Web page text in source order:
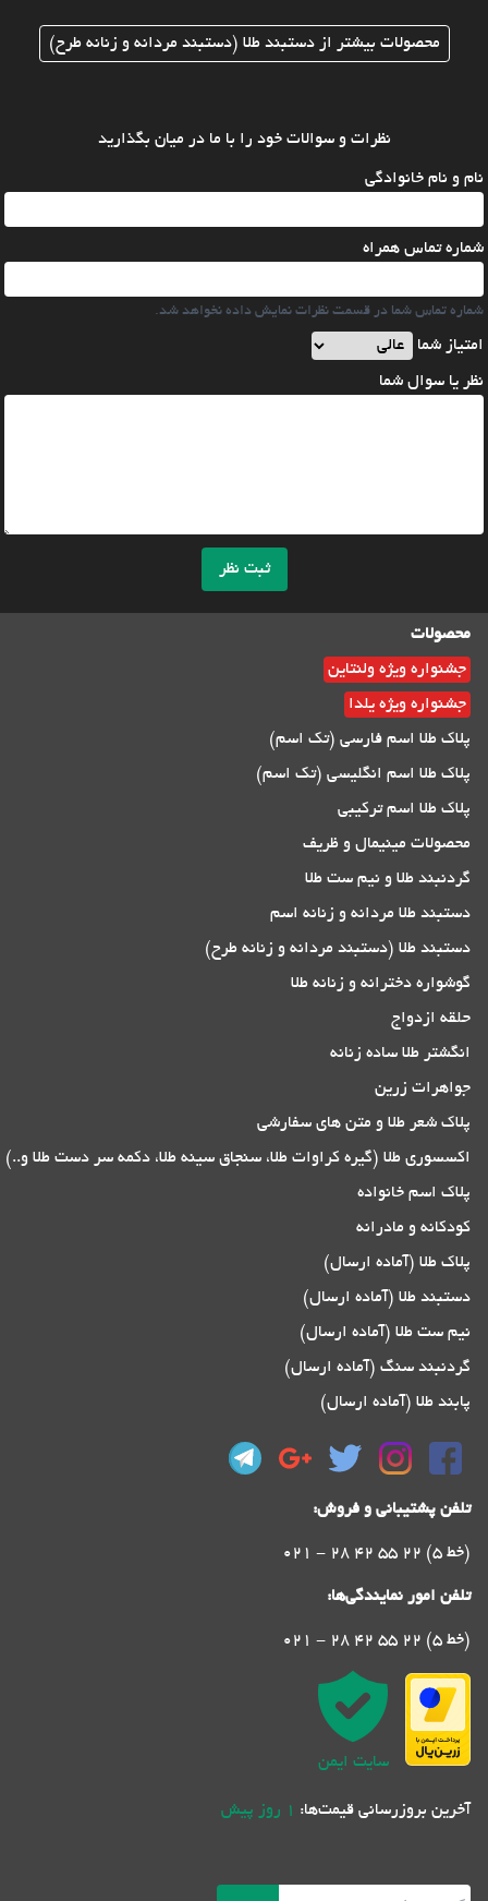
محصولات بیشتر از دستبند طلا (دستبند مردانه و زنانه طرح)
نظرات و سوالات خود را با ما در میان بگذارید
نام و نام خانوادگی
شماره تماس همراه
شماره تماس شما در قسمت نظرات نمایش داده نخواهد شد.
امتیاز شما
نظر یا سوال شما
ثبت نظر
محصولات
جشنواره ویژه ولنتاین
جشنواره ویژه یلدا
پلاک طلا اسم فارسی (تک اسم)
پلاک طلا اسم انگلیسی (تک اسم)
پلاک طلا اسم ترکیبی
محصولات مینیمال و ظریف
گردنبند طلا و نیم ست طلا
دستبند طلا مردانه و زنانه اسم
دستبند طلا (دستبند مردانه و زنانه طرح)
گوشواره دخترانه و زنانه طلا
حلقه ازدواج
انگشتر طلا ساده زنانه
جواهرات زرین
پلاک شعر طلا و متن های سفارشی
اکسسوری طلا (گیره کراوات طلا، سنجاق سینه طلا، دکمه سر دست طلا و..)
پلاک اسم خانواده
کودکانه و مادرانه
پلاک طلا (آماده ارسال)
دستبند طلا (آماده ارسال)
نیم ست طلا (آماده ارسال)
گردنبند سنگ (آماده ارسال)
پابند طلا (آماده ارسال)
تلفن پشتیبانی و فروش:
021 - 28 42 55 22 (5 خط)
تلفن امور نمایندگی‌ها:
021 - 28 42 55 22 (5 خط)
سایت ایمن
آخرین بروزرسانی قیمت‌ها: 1 روز پیش